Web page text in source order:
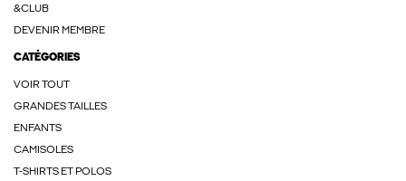
&CLUB
DEVENIR MEMBRE
CATÉGORIES
VOIR TOUT
GRANDES TAILLES
ENFANTS
CAMISOLES
T-SHIRTS ET POLOS